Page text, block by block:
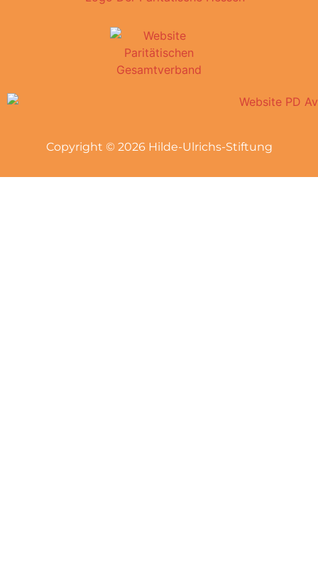
Copyright © 2026 Hilde-Ulrichs-Stiftung